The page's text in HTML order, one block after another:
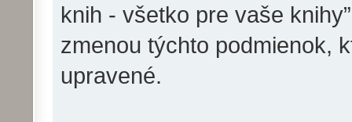
knih - všetko pre vaše
zmenou týchto podmienok,
upravené.